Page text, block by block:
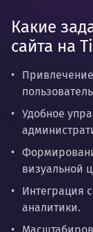
Какие
сайта на
Удобное
визуальной
Интеграция
аналитики.